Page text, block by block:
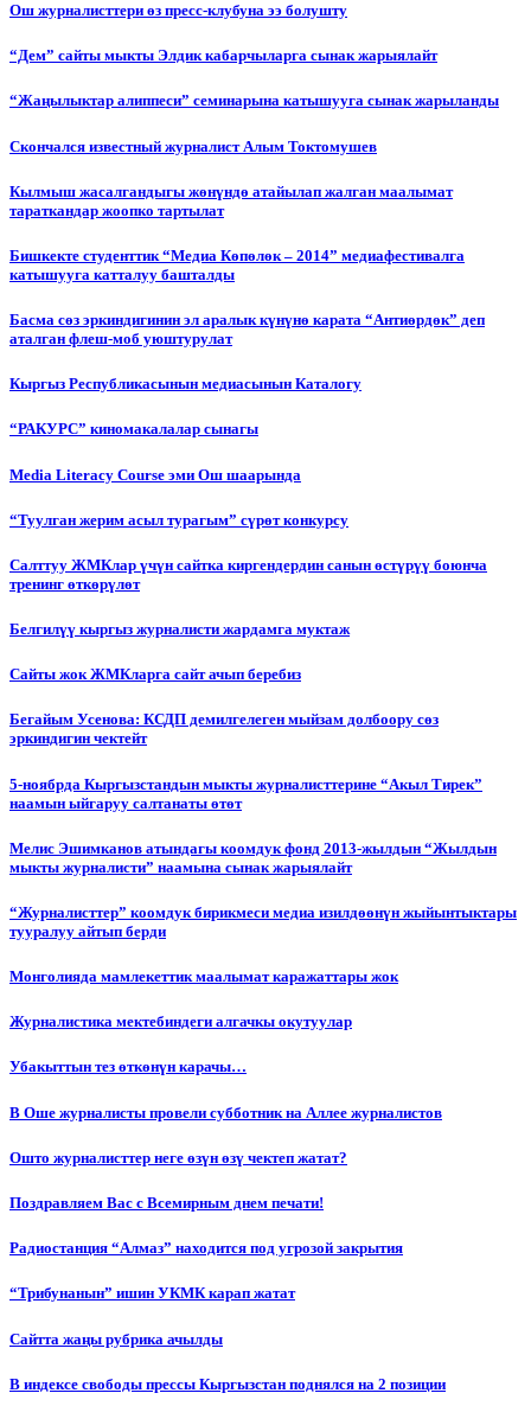
Ош журналисттери өз пресс-клубуна ээ болушту
“Дем” сайты мыкты Элдик кабарчыларга сынак жарыялайт
“Жаңылыктар алиппеси” семинарына катышууга сынак жарыланды
Cкончался известный журналист Алым Токтомушев
Кылмыш жасалгандыгы жөнүндө атайылап жалган маалымат
тараткандар жоопко тартылат
Бишкекте студенттик “Медиа Көпөлөк – 2014” медиафестивалга
катышууга катталуу башталды
Басма сөз эркиндигинин эл аралык күнүнө карата “Антиөрдөк” деп
аталган флеш-моб уюштурулат
Кыргыз Республикасынын медиасынын Каталогу
“РАКУРС” киномакалалар сынагы
Media Literacy Сourse эми Ош шаарында
“Туулган жерим асыл турагым” сүрөт конкурсу
Салттуу ЖМКлар үчүн сайтка киргендердин санын өстүрүү боюнча
тренинг өткөрүлөт
Белгилүү кыргыз журналисти жардамга муктаж
Сайты жок ЖМКларга сайт ачып беребиз
Бегайым Усенова: КСДП демилгелеген мыйзам долбоору сөз
эркиндигин чектейт
5-ноябрда Кыргызстандын мыкты журналисттерине “Акыл Тирек”
наамын ыйгаруу салтанаты өтөт
Мелис Эшимканов атындагы коомдук фонд 2013-жылдын “Жылдын
мыкты журналисти” наамына сынак жарыялайт
“Журналисттер” коомдук бирикмеси медиа изилдөөнүн жыйынтыктары
тууралуу айтып берди
Монголияда мамлекеттик маалымат каражаттары жок
Журналистика мектебиндеги алгачкы окутуулар
Убакыттын тез өткөнүн карачы…
В Оше журналисты провели субботник на Аллее журналистов
Ошто журналисттер неге өзүн өзү чектеп жатат?
Поздравляем Вас с Всемирным днем печати!
Радиостанция “Алмаз” находится под угрозой закрытия
“Трибунанын” ишин УКМК карап жатат
Сайтта жаңы рубрика ачылды
В индексе свободы прессы Кыргызстан поднялся на 2 позиции